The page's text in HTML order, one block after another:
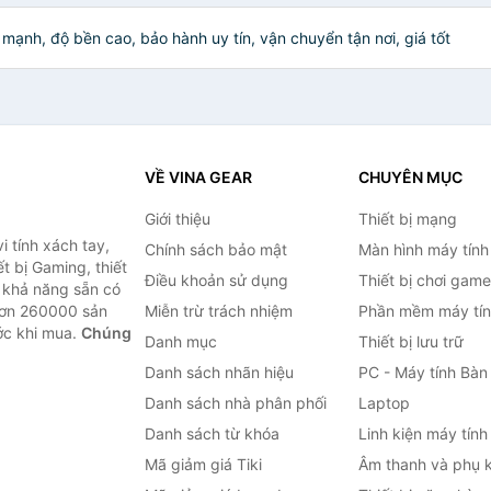
Chính Hãng
độ bền cao, bảo hành uy tín, vận chuyển tận nơi, giá tốt
tính xách tay,
bị Gaming, thiết
năng sẵn có
260000 sản
khi mua. Chúng
VỀ VINA GEAR
Giới thiệu
Chính sách bảo mật
Điều khoản sử dụng
Miễn trừ trách nhiệm
Danh mục
Danh sách nhãn hiệu
Danh sách nhà phân phối
Danh sách từ khóa
Mã giảm giá Tiki
CHUYÊN MỤC
Thiết bị mạng
Màn hình máy tính
Thiết bị chơi game
Phần mềm máy
Thiết bị lưu trữ
PC - Máy tính Bàn
Laptop
Linh kiện máy tính
Âm thanh và phụ